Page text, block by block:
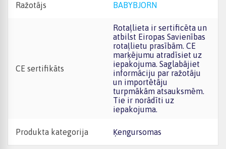
Ražotājs BABYBJORN
CE sertifikāts
Rotaļlieta ir sertificēta un
atbilst Eiropas Savienības
rotaļlietu prasībām. CE
marķējumu atradīsiet uz
iepakojuma. Saglabājiet
informāciju par ražotāju
un importētāju
turpmākām atsauksmēm.
Tie ir norādīti uz
iepakojuma.
Produkta kategorija Ķengursomas